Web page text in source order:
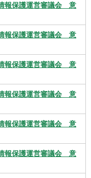
報保護運営審議会 意
報保護運営審議会 意
報保護運営審議会 意
報保護運営審議会 意
報保護運営審議会 意
報保護運営審議会 意